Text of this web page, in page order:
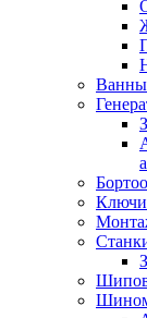
Ванны
Ключи